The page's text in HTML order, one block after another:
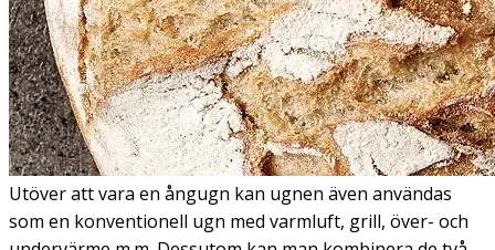
Utöver att vara en ångugn kan ugnen även användas
som en konventionell ugn med varmluft, grill, över- och